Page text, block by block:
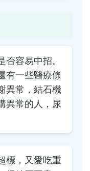
否容易中招。
有一些醫療條
異常，結石機
異常的人，尿
標，又愛吃重